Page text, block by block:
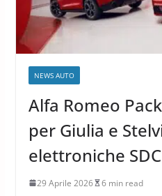
NEWS AUTO
Alfa Romeo
per Giulia e
elettroniche
29 Aprile 2026 6 min read